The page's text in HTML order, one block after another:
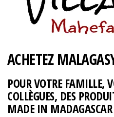
ACHETEZ
POUR VOTRE FAMILLE,
COLLÈGUES, DES
MADE IN MADAGASCAR